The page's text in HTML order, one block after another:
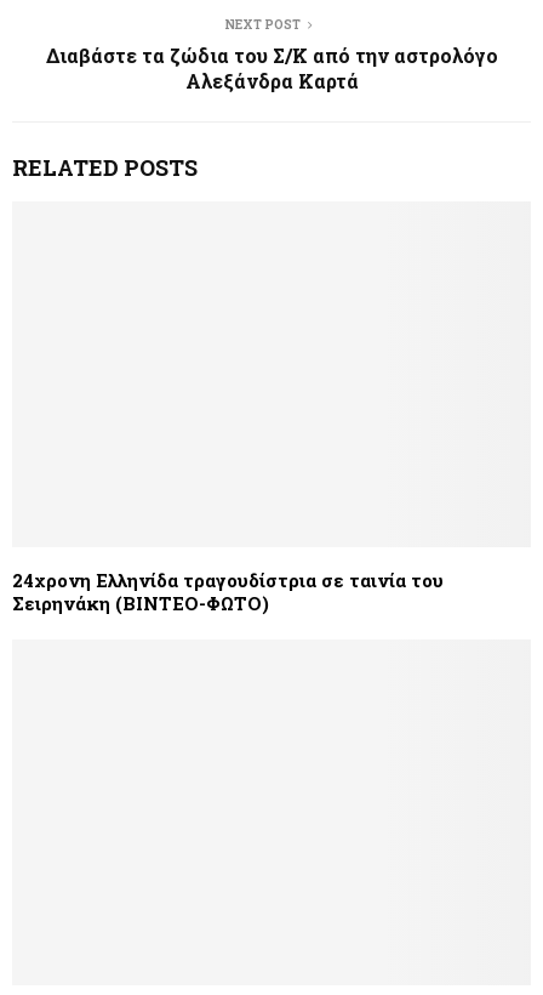
NEXT POST
Διαβάστε τα ζώδια του Σ/Κ από την αστρολόγο
Αλεξάνδρα Καρτά
RELATED POSTS
24χρονη Ελληνίδα τραγουδίστρια σε ταινία του
Σειρηνάκη (ΒΙΝΤΕΟ-ΦΩΤΟ)